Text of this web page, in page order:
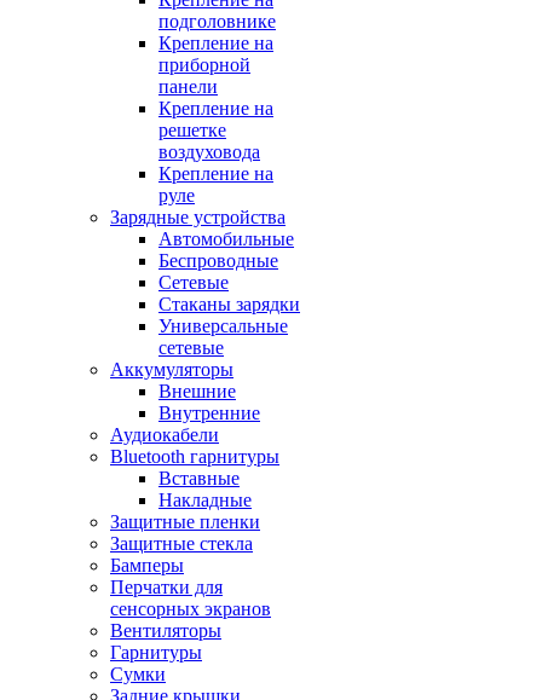
подголовнике
Крепление на
приборной
панели
Крепление на
решетке
воздуховода
Крепление на
руле
Зарядные устройства
Автомобильные
Беспроводные
Сетевые
Стаканы зарядки
Универсальные
сетевые
Аккумуляторы
Внешние
Внутренние
Аудиокабели
Bluetooth гарнитуры
Вставные
Накладные
Защитные пленки
Защитные стекла
Бамперы
Перчатки для
сенсорных экранов
Вентиляторы
Гарнитуры
Сумки
Задние крышки